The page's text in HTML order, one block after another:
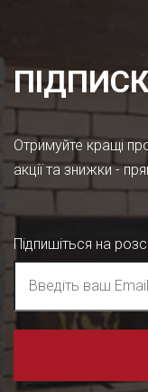
Отримуйте кращі
акції та знижки -
Підпишіться на